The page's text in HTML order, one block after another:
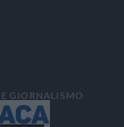
GIORNALISMO